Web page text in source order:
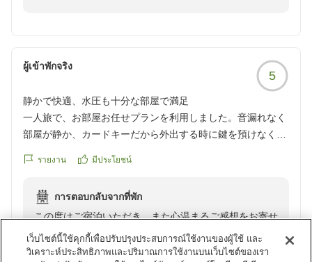
ございます。
今後も快適にお過ごしいただける空間づくりに努めてま
いりますので、また京都へお越しの際はぜひご利用くだ
フロント 谷口
ผู้เข้าพักจริง
5
静かで快適、水圧も十分な部屋で満足
一人旅で、お部屋お任せプランを利用しました。音漏れなく
部屋が静か、カードキーだから外出する時に鍵を預けなくて
けているのか、水が柔らかく感じて良い、シャンプーやコン
使用していて良い。フロントの方、特に男性の方の笑顔が良
くて感じ良かったです。又利用したいです。
クチコミの詳細はこちらから
https://review.travel.rakuten.co.jp/hotel/voice/151262?
รายงาน มีประโยชน์
การตอบกลับจากที่พัก
この度はご宿泊いただき、また心温まるご感想をお寄せ
いただきまして、誠にありがとうございます。
เว็บไซต์นี้ใช้คุกกี้เพื่อปรับปรุงประสบการณ์ใช้งานของผู้ใช้ และ
วิเคราะห์ประสิทธิภาพและปริมาณการใช้งานบนเว็บไซต์ของเรา